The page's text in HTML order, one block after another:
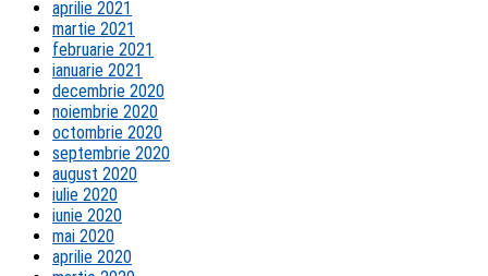
aprilie 2021
martie 2021
februarie 2021
ianuarie 2021
decembrie 2020
noiembrie 2020
octombrie 2020
septembrie 2020
august 2020
iulie 2020
iunie 2020
mai 2020
aprilie 2020